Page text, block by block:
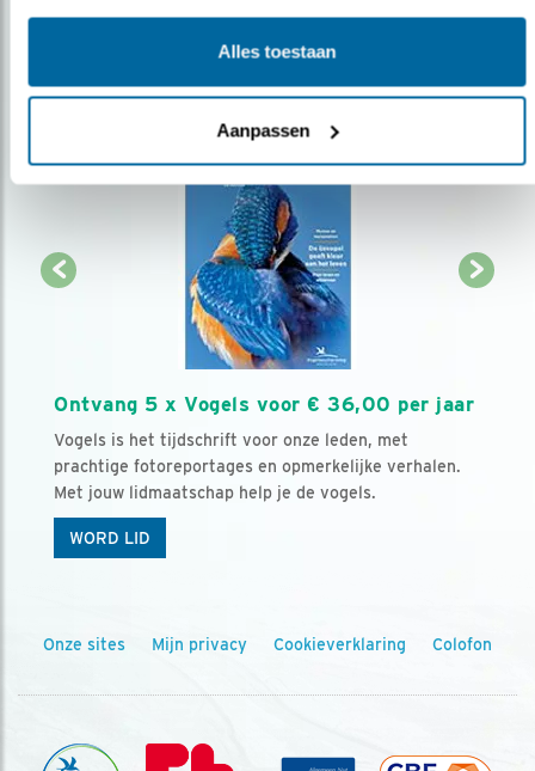
Alles toestaan
Aanpassen
Ontvang 5 x Vogels voor € 36,00 per jaar
Vogels is het tijdschrift voor onze leden, met
prachtige fotoreportages en opmerkelijke verhalen.
Met jouw lidmaatschap help je de vogels.
WORD LID
Onze sites Mijn privacy Cookieverklaring Colofon